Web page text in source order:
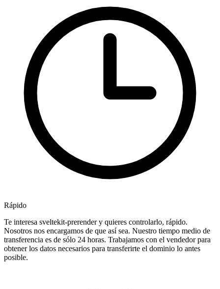
Rápido
Te interesa sveltekit-prerender y quieres controlarlo, rápido.
Nosotros nos encargamos de que así sea. Nuestro tiempo medio de
transferencia es de sólo 24 horas. Trabajamos con el vendedor para
obtener los datos necesarios para transferirte el dominio lo antes
posible.